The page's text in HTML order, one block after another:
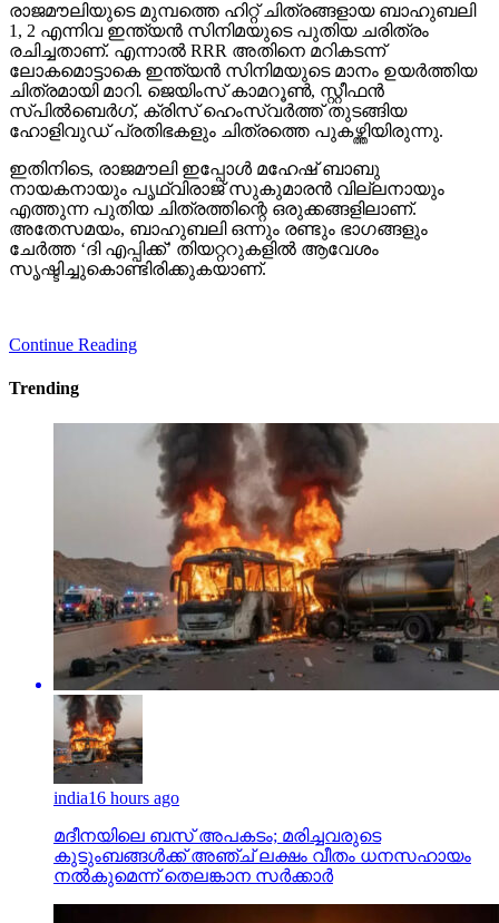
രാജമൗലിയുടെ മുമ്പത്തെ ഹിറ്റ് ചിത്രങ്ങളായ ബാഹുബലി
1, 2 എന്നിവ ഇന്ത്യന്‍ സിനിമയുടെ പുതിയ ചരിത്രം
രചിച്ചതാണ്. എന്നാല്‍ RRR അതിനെ മറികടന്ന്
ലോകമൊട്ടാകെ ഇന്ത്യന്‍ സിനിമയുടെ മാനം ഉയര്‍ത്തിയ
ചിത്രമായി മാറി. ജെയിംസ് കാമറൂണ്‍, സ്റ്റീഫന്‍
സ്പില്‍ബെര്‍ഗ്, ക്രിസ് ഹെംസ്വര്‍ത്ത് തുടങ്ങിയ
ഹോളിവുഡ് പ്രതിഭകളും ചിത്രത്തെ പുകഴ്ത്തിയിരുന്നു.
ഇതിനിടെ, രാജമൗലി ഇപ്പോള്‍ മഹേഷ് ബാബു
നായകനായും പൃഥ്വിരാജ് സുകുമാരന്‍ വില്ലനായും
എത്തുന്ന പുതിയ ചിത്രത്തിന്റെ ഒരുക്കങ്ങളിലാണ്.
അതേസമയം, ബാഹുബലി ഒന്നും രണ്ടും ഭാഗങ്ങളും
ചേര്‍ത്ത ‘ദി എപ്പിക്ക്’ തിയറ്ററുകളില്‍ ആവേശം
സൃഷ്ടിച്ചുകൊണ്ടിരിക്കുകയാണ്.
Continue Reading
Trending
india16 hours ago
മദീനയിലെ ബസ് അപകടം; മരിച്ചവരുടെ
കുടുംബങ്ങള്‍ക്ക് അഞ്ച് ലക്ഷം വീതം ധനസഹായം
നല്‍കുമെന്ന് തെലങ്കാന സര്‍ക്കാര്‍